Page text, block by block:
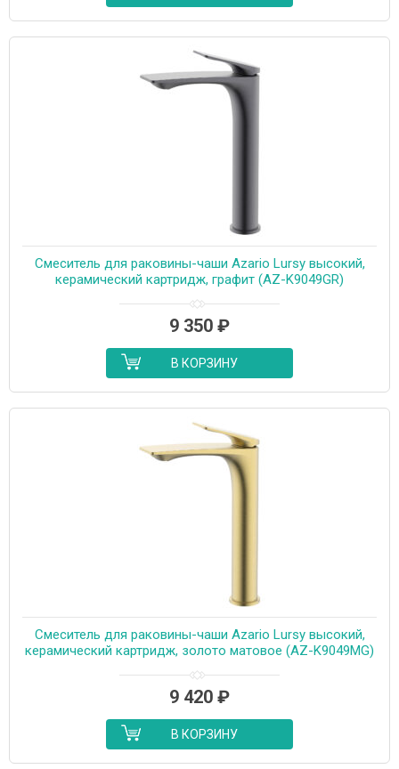
Cмеситель для раковины-чаши Azario Lursy высокий,
керамический картридж, графит (AZ-K9049GR)
9 350 ₽
В КОРЗИНУ
Cмеситель для раковины-чаши Azario Lursy высокий,
керамический картридж, золото матовое (AZ-K9049MG)
9 420 ₽
В КОРЗИНУ